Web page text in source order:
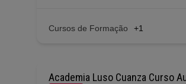
Cursos de Formação +1
Academia Luso Cuanza Curso